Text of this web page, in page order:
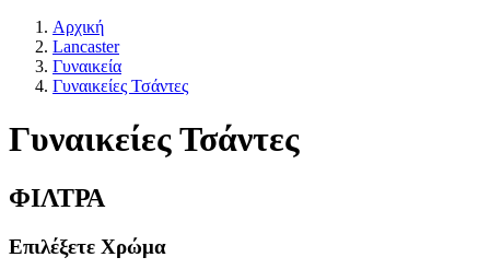
Αρχική
Lancaster
Γυναικεία
Γυναικείες Τσάντες
Γυναικείες Τσάντες
ΦΙΛΤΡΑ
Επιλέξετε Χρώμα